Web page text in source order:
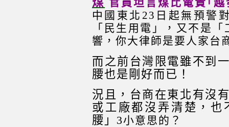
官員坦言煤比電貴｢
中國東北23日起無預警
「民生用電」，又不是
響，你大律師是要人家台
而之前台灣限電雖不到
腰也是剛好而已！
況且，台商在東北有沒
或工廠都沒弄清楚，
腰」3小意思的？